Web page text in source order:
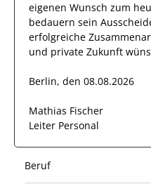
eigenen Wunsch zum
bedauern sein
erfolgreiche
und private Zukunft
Berlin, den 08.08.2026
Mathias Fischer
Leiter Personal
Beruf